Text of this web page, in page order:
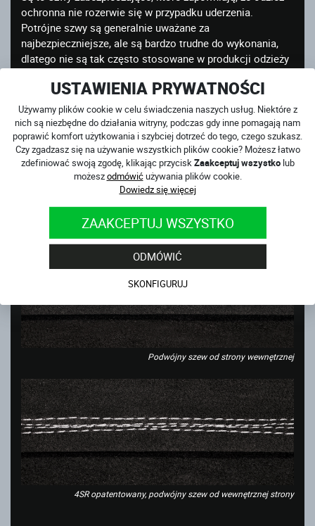
USTAWIENIA PRYWATNOŚCI
Używamy plików cookie w celu świadczenia naszych usług. Niektóre z
nich są niezbędne do działania witryny, podczas gdy inne pomagają nam
poprawić komfort użytkowania i szybciej dotrzeć do tego, czego szukasz.
Czy zgadzasz się na używanie wszystkich plików cookie? Możesz łatwo
zdefiniować swoją zgodę, klikając przyciskZaakceptuj wszystkolub
możeszodmówićużywania plików cookie.
Dowiedz się więcej
ZAAKCEPTUJ WSZYSTKO
ODMÓWIĆ
SKONFIGURUJ
ochronna nie rozerwie się w przypadku uderzenia.
Potrójne szwy są generalnie uważane za
najbezpieczniejsze, ale są bardzo trudne do wykonania,
dlatego nie są tak często stosowane w produkcji odzieży
potrójny szew, głównie dlatego, że jest płaski, a przez to
wygodny. Często stosuje się go na plecach, łokciach, w
kroczu lub przy kości ogonowej.
W For Street Racing numer ukryty w oznaczeniu szwu nie
wskazuje już jednak na ilość ściegów.Konstrukcja
naszego podwójnego szwu jest szyta 4 razy!Z zewnątrz
nic nie poznacie bo tak jak przy standardowym
podwójnym szwie, tylko jeden szew jest widoczny, a
pozostałe trzy są ukryte w środku.
Podwójny szew od strony wewnętrznej
4SR opatentowany, podwójny szew od wewnętrznej strony